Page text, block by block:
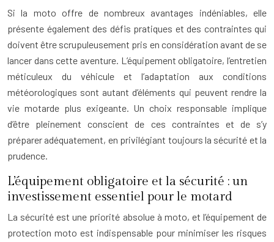
Si la moto offre de nombreux avantages indéniables, elle
présente également des défis pratiques et des contraintes qui
doivent être scrupuleusement pris en considération avant de se
lancer dans cette aventure. L’équipement obligatoire, l’entretien
méticuleux du véhicule et l’adaptation aux conditions
météorologiques sont autant d’éléments qui peuvent rendre la
vie motarde plus exigeante. Un choix responsable implique
d’être pleinement conscient de ces contraintes et de s’y
préparer adéquatement, en privilégiant toujours la sécurité et la
prudence.
L’équipement obligatoire et la sécurité : un
investissement essentiel pour le motard
La sécurité est une priorité absolue à moto, et l’équipement de
protection moto est indispensable pour minimiser les risques